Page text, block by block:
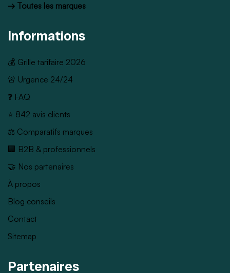
→ Toutes les marques
Informations
💰 Grille tarifaire 2026
🚨 Urgence 24/24
❓ FAQ
⭐ 842 avis clients
⚖️ Comparatifs marques
🏢 B2B & professionnels
🤝 Nos partenaires
À propos
Blog conseils
Contact
Sitemap
Partenaires